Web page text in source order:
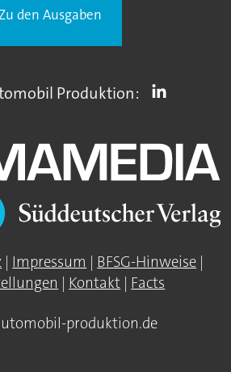
den Ausgaben
Produktion:
| Impressum | BFSG-Hinweise |
| Kontakt | Facts
produktion.de